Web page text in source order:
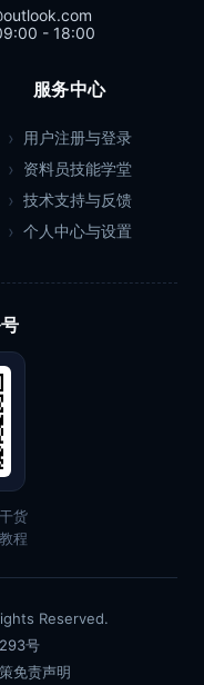
- 18:00
服务中心
用户注册与登录
资料员技能学堂
技术支持与反馈
个人中心与设置
货
程
Reserved.
号
免责声明